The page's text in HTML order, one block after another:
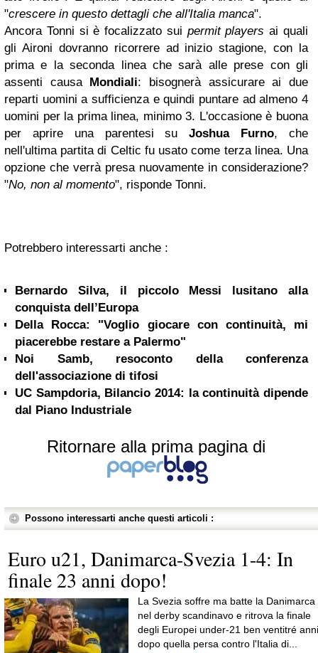
"crescere in questo dettagli che all'Italia manca".
Ancora Tonni si è focalizzato sui permit players ai quali
gli Aironi dovranno ricorrere ad inizio stagione, con la
prima e la seconda linea che sarà alle prese con gli
assenti causa Mondiali: bisognerà assicurare ai due
reparti uomini a sufficienza e quindi puntare ad almeno 4
uomini per la prima linea, minimo 3. L'occasione è buona
per aprire una parentesi suJoshua Furno, che
nell'ultima partita di Celtic fu usato come terza linea. Una
opzione che verrà presa nuovamente in considerazione?
"No, non al momento", risponde Tonni.
Potrebbero interessarti anche :
Bernardo Silva, il piccolo Messi lusitano alla
conquista dell’Europa
Della Rocca: "Voglio giocare con continuità, mi
piacerebbe restare a Palermo"
Noi Samb, resoconto della conferenza
dell'associazione di tifosi
UC Sampdoria, Bilancio 2014: la continuità dipende
dal Piano Industriale
Ritornare alla prima pagina di
Possono interessarti anche questi articoli :
Euro u21, Danimarca-Svezia 1-4: In
finale 23 anni dopo!
La Svezia soffre ma batte la Danimarca
nel derby scandinavo e ritrova la finale
degli Europei under-21 ben ventitré anni
dopo quella persa contro l'Italia di...